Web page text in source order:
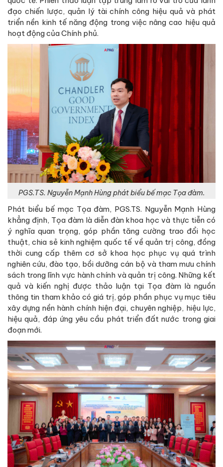
đạo chiến lược, quản lý tài chính công hiệu quả và phát
triển nền kinh tế năng động trong việc nâng cao hiệu quả
hoạt động của Chính phủ.
PGS.TS. Nguyễn Mạnh Hùng phát biểu bế mạc Tọa đàm.
Phát biểu bế mạc Tọa đàm, PGS.TS. Nguyễn Mạnh Hùng
khẳng định, Tọa đàm là diễn đàn khoa học và thực tiễn có
ý nghĩa quan trọng, góp phần tăng cường trao đổi học
thuật, chia sẻ kinh nghiệm quốc tế về quản trị công, đồng
thời cung cấp thêm cơ sở khoa học phục vụ quá trình
nghiên cứu, đào tạo, bồi dưỡng cán bộ và tham mưu chính
sách trong lĩnh vực hành chính và quản trị công. Những kết
quả và kiến nghị được thảo luận tại Tọa đàm là nguồn
thông tin tham khảo có giá trị, góp phần phục vụ mục tiêu
xây dựng nền hành chính hiện đại, chuyên nghiệp, hiệu lực,
hiệu quả, đáp ứng yêu cầu phát triển đất nước trong giai
đoạn mới.